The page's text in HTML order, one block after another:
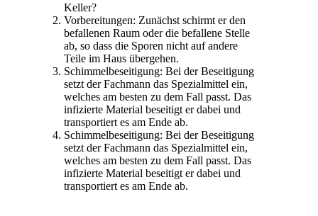
Keller?
Vorbereitungen: Zunächst schirmt er den
befallenen Raum oder die befallene Stelle
ab, so dass die Sporen nicht auf andere
Teile im Haus übergehen.
Schimmelbeseitigung: Bei der Beseitigung
setzt der Fachmann das Spezialmittel ein,
welches am besten zu dem Fall passt. Das
infizierte Material beseitigt er dabei und
transportiert es am Ende ab.
Schimmelbeseitigung: Bei der Beseitigung
setzt der Fachmann das Spezialmittel ein,
welches am besten zu dem Fall passt. Das
infizierte Material beseitigt er dabei und
transportiert es am Ende ab.